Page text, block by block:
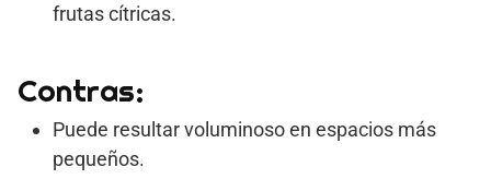
frutas cítricas.
Contras:
Puede resultar voluminoso en espacios más
pequeños.